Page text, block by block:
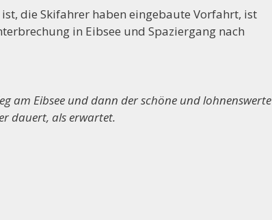
die Skifahrer haben eingebaute Vorfahrt, ist
in Eibsee und Spaziergang nach
am Eibsee und dann der schöne und lohnenswerte
dauert, als erwartet.